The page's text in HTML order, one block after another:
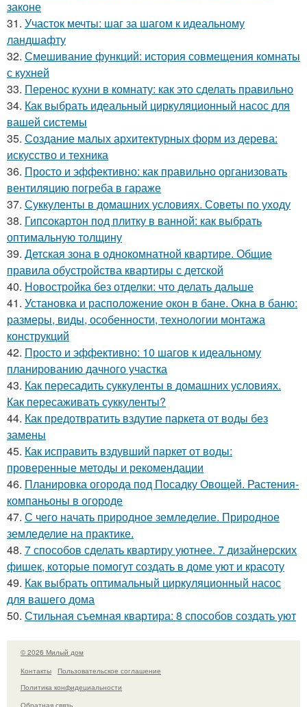
законе
31. Участок мечты: шаг за шагом к идеальному
ландшафту
32. Смешивание функций: история совмещения комнаты
с кухней
33. Перенос кухни в комнату: как это сделать правильно
34. Как выбрать идеальный циркуляционный насос для
вашей системы
35. Создание малых архитектурных форм из дерева:
искусство и техника
36. Просто и эффективно: как правильно организовать
вентиляцию погреба в гараже
37. Суккуленты в домашних условиях. Советы по уходу
38. Гипсокартон под плитку в ванной: как выбрать
оптимальную толщину
39. Детская зона в однокомнатной квартире. Общие
правила обустройства квартиры с детской
40. Новостройка без отделки: что делать дальше
41. Установка и расположение окон в бане. Окна в баню:
размеры, виды, особенности, технологии монтажа
конструкций
42. Просто и эффективно: 10 шагов к идеальному
планированию дачного участка
43. Как пересадить суккуленты в домашних условиях.
Как пересаживать суккуленты?
44. Как предотвратить вздутие паркета от воды без
замены
45. Как исправить вздувший паркет от воды:
проверенные методы и рекомендации
46. Планировка огорода под Посадку Овощей. Растения-
компаньоны в огороде
47. С чего начать природное земледелие. Природное
земледелие на практике.
48. 7 способов сделать квартиру уютнее. 7 дизайнерских
фишек, которые помогут создать в доме уют и красоту
49. Как выбрать оптимальный циркуляционный насос
для вашего дома
50. Стильная съемная квартира: 8 способов создать уют
© 2026 Милый дом
Контакты
Пользовательское соглашение
Политика конфидециальности